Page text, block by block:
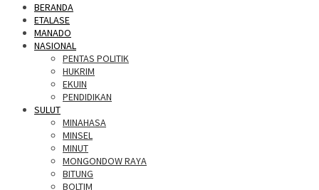
BERANDA
ETALASE
MANADO
NASIONAL
PENTAS POLITIK
HUKRIM
EKUIN
PENDIDIKAN
SULUT
MINAHASA
MINSEL
MINUT
MONGONDOW RAYA
BITUNG
BOLTIM